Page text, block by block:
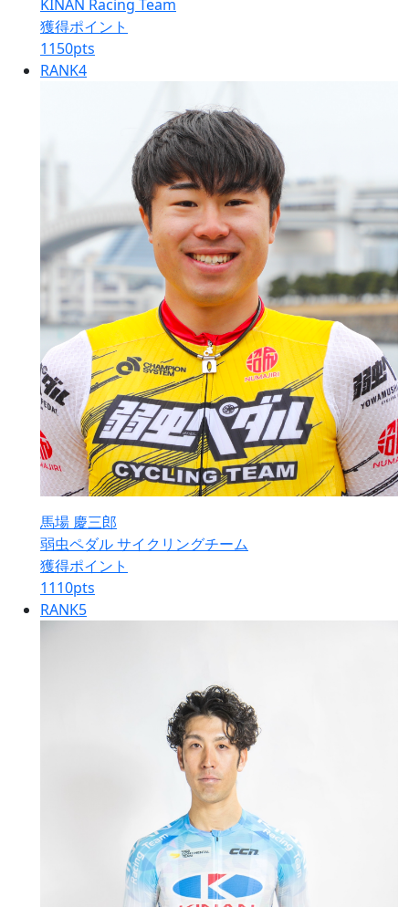
KINAN Racing Team
獲得ポイント
1150pts
RANK4
馬場 慶三郎
弱虫ペダル サイクリングチーム
獲得ポイント
1110pts
RANK5